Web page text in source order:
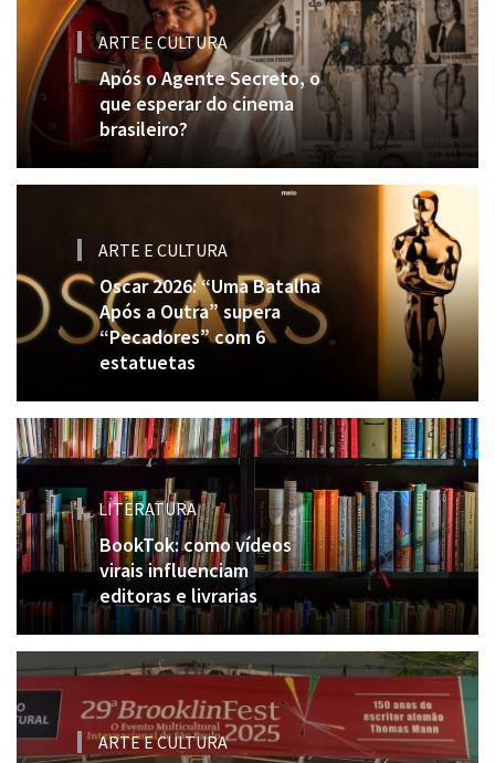
ARTE E CULTURA
Após o Agente Secreto, o
que esperar do cinema
brasileiro?
ARTE E CULTURA
Oscar 2026: “Uma Batalha
Após a Outra” supera
“Pecadores” com 6
estatuetas
LITERATURA
BookTok: como vídeos
virais influenciam
editoras e livrarias
ARTE E CULTURA